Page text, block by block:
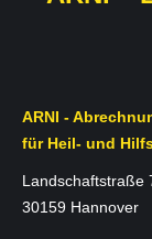
ARNI -
für Heil- und
Landschaftstraße
30159 Hannover